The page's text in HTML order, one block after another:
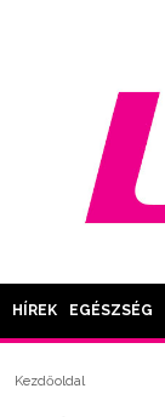
HÍREK EGÉSZSÉG
Kezdőoldal